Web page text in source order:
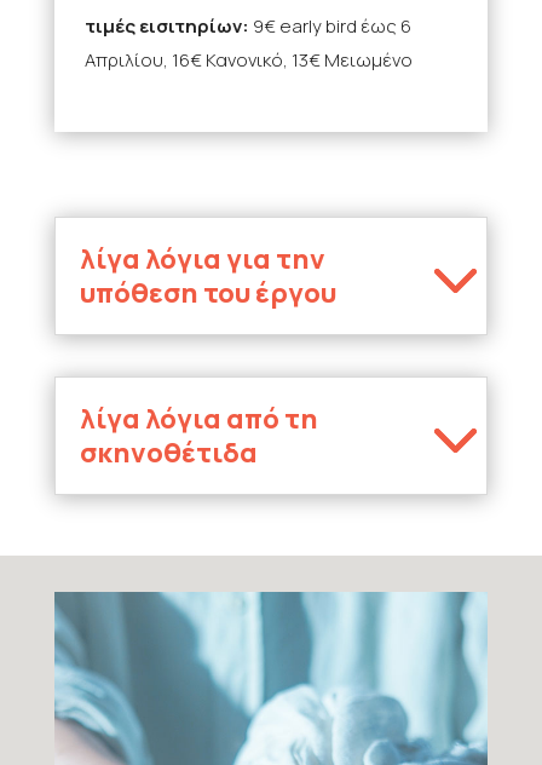
τιμές εισιτηρίων: 9€ early bird έως 6
Απριλίου, 16€ Κανονικό, 13€ Μειωμένο
λίγα λόγια για την
υπόθεση του έργου
λίγα λόγια από τη
σκηνοθέτιδα